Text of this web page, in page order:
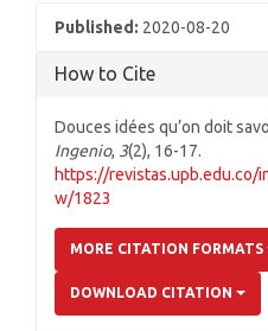
Published: 2020-08-20
How to Cite
Douces idées qu’on doit
Ingenio, 3(2), 16-17.
https://revistas.upb.edu.co/
w/1823
MORE CITATION FORMATS
DOWNLOAD CITATION